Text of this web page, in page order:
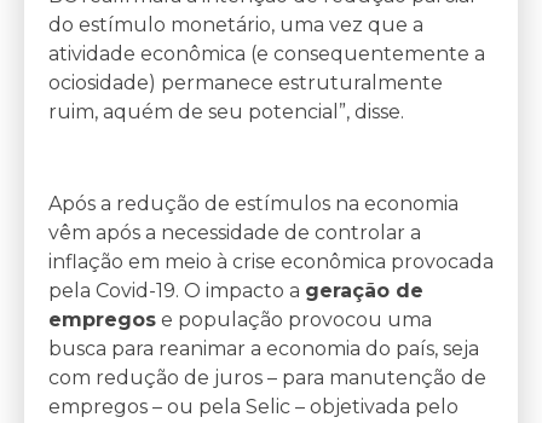
do estímulo monetário, uma vez que a
atividade econômica (e consequentemente a
ociosidade) permanece estruturalmente
ruim, aquém de seu potencial”, disse.
Após a redução de estímulos na economia
vêm após a necessidade de controlar a
inflação em meio à crise econômica provocada
pela Covid-19. O impacto a geração de
empregos e população provocou uma
busca para reanimar a economia do país, seja
com redução de juros – para manutenção de
empregos – ou pela Selic – objetivada pelo